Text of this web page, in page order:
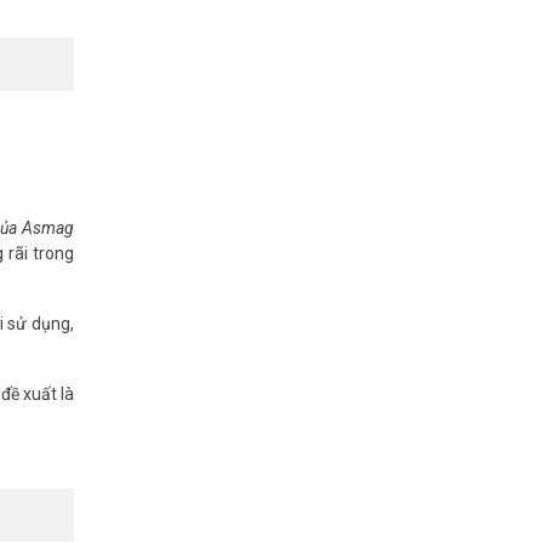
Asmag
rãi trong
sử dụng,
xuất là